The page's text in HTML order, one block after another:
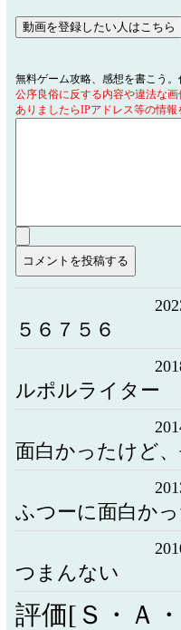
無料ゲーム攻略、感想を書こう。
公序良俗に反する内容や違法な
ありましたらIPアドレス等の情
５６７５６
ルポルライター
面白かったけど
ふつーに面白かっ
つまんない
評価[Ｓ・Ａ